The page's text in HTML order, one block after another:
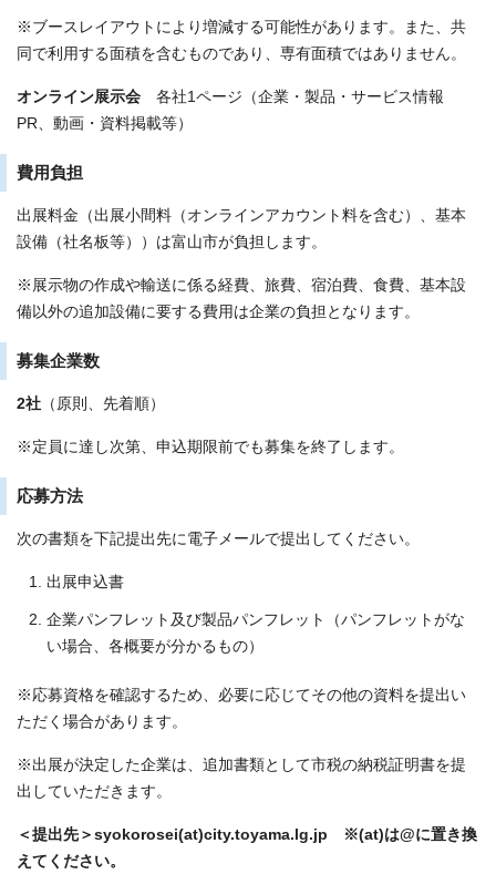
※ブースレイアウトにより増減する可能性があります。また、共
同で利用する面積を含むものであり、専有面積ではありません。
オンライン展示会 各社1ページ（企業・製品・サービス情報
PR、動画・資料掲載等）
費用負担
出展料金（出展小間料（オンラインアカウント料を含む）、基本
設備（社名板等））は富山市が負担します。
※展示物の作成や輸送に係る経費、旅費、宿泊費、食費、基本設
備以外の追加設備に要する費用は企業の負担となります。
募集企業数
2社 （原則、先着順）
※定員に達し次第、申込期限前でも募集を終了します。
応募方法
次の書類を下記提出先に電子メールで提出してください。
出展申込書
企業パンフレット及び製品パンフレット（パンフレットがな
い場合、各概要が分かるもの）
※応募資格を確認するため、必要に応じてその他の資料を提出い
ただく場合があります。
※出展が決定した企業は、追加書類として市税の納税証明書を提
出していただきます。
＜提出先＞syokorosei(at)city.toyama.lg.jp ※(at)は@に置き換
えてください。